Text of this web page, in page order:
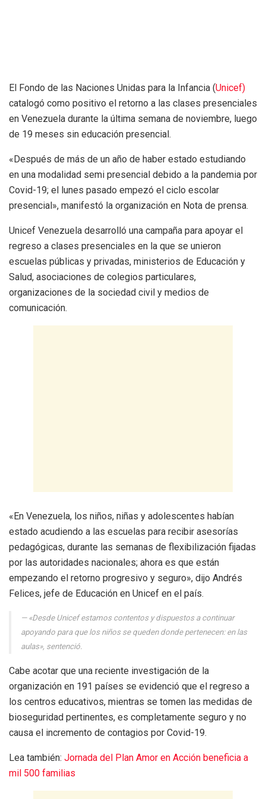
El Fondo de las Naciones Unidas para la Infancia (Unicef)
catalogó como positivo el retorno a las clases presenciales
en Venezuela durante la última semana de noviembre, luego
de 19 meses sin educación presencial.
«Después de más de un año de haber estado estudiando
en una modalidad semi presencial debido a la pandemia por
Covid-19; el lunes pasado empezó el ciclo escolar
presencial», manifestó la organización en Nota de prensa.
Unicef Venezuela desarrolló una campaña para apoyar el
regreso a clases presenciales en la que se unieron
escuelas públicas y privadas, ministerios de Educación y
Salud, asociaciones de colegios particulares,
organizaciones de la sociedad civil y medios de
comunicación.
«En Venezuela, los niños, niñas y adolescentes habían
estado acudiendo a las escuelas para recibir asesorías
pedagógicas, durante las semanas de flexibilización fijadas
por las autoridades nacionales; ahora es que están
empezando el retorno progresivo y seguro», dijo Andrés
Felices, jefe de Educación en Unicef en el país.
«Desde Unicef estamos contentos y dispuestos a continuar
apoyando para que los niños se queden donde pertenecen: en las
aulas», sentenció.
Cabe acotar que una reciente investigación de la
organización en 191 países se evidenció que el regreso a
los centros educativos, mientras se tomen las medidas de
bioseguridad pertinentes, es completamente seguro y no
causa el incremento de contagios por Covid-19.
Lea también: Jornada del Plan Amor en Acción beneficia a
mil 500 familias